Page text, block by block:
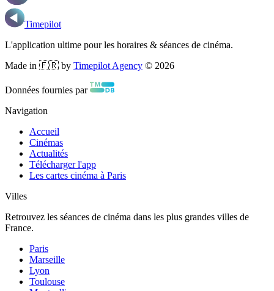
Timepilot
L'application ultime pour les horaires & séances de cinéma.
Made in 🇫🇷 by Timepilot Agency © 2026
Données fournies par
Navigation
Accueil
Cinémas
Actualités
Télécharger l'app
Les cartes cinéma à Paris
Villes
Retrouvez les séances de cinéma dans les plus grandes villes de
France.
Paris
Marseille
Lyon
Toulouse